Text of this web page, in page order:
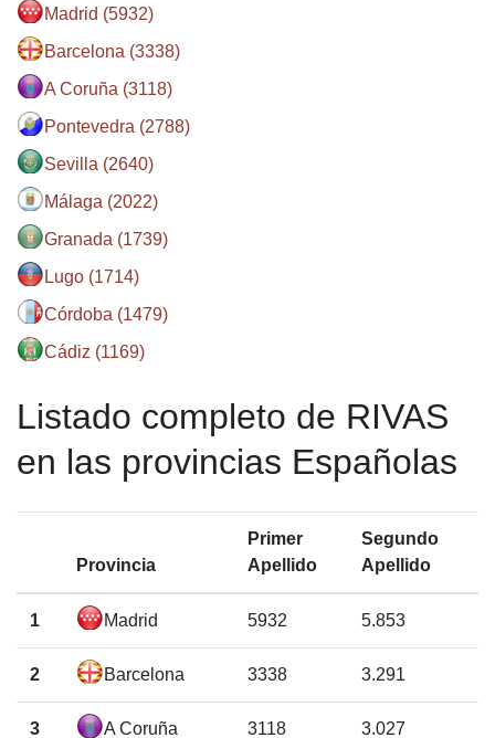
Madrid (5932)
Barcelona (3338)
A Coruña (3118)
Pontevedra (2788)
Sevilla (2640)
Málaga (2022)
Granada (1739)
Lugo (1714)
Córdoba (1479)
Cádiz (1169)
Listado completo de RIVAS
en las provincias Españolas
Provincia
Primer
Apellido
Segundo
Apellido
1 Madrid 5932 5.853
2 Barcelona 3338 3.291
3 A Coruña 3118 3.027